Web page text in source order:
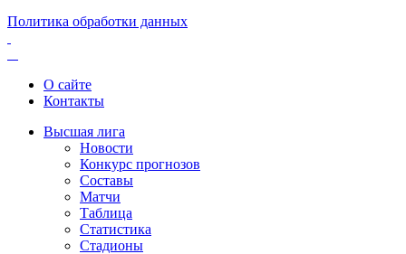
Политика обработки данных
О сайте
Контакты
Высшая лига
Новости
Конкурс прогнозов
Составы
Матчи
Таблица
Статистика
Стадионы